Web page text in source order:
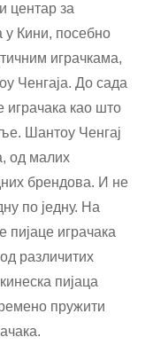
центар за
у Кини, посебно
играчкама,
Ченгаја. До сада
играчака као што
Шантоу Ченгај
од малих
брендова. И не
по једну. На
пијаце играчака
различитих
пијаца
пружити